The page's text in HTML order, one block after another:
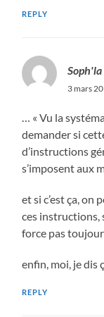
REPLY
Soph'la
3 mars
… « Vu la
demander si
d’instructions
s’imposent aux
et si c’est ça, on
ces instructions,
force pas
enfin, moi, je dis
REPLY